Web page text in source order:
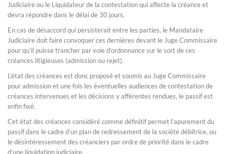
Judiciaire ou le Liquidateur de la contestation qui affecte la créance et
devra répondre dans le délai de 30 jours.
En cas de désaccord qui persisterait entre les parties, le Mandataire
Judiciaire doit faire convoquer ces dernières devant le Juge Commissaire
pour qu’il puisse trancher par voie d’ordonnance sur le sort de ces
créances litigieuses (admission ou rejet).
L’état des créances est donc proposé et soumis au Juge Commissaire
pour admission et une fois les éventuelles audiences de contestation de
créances intervenues et les décisions y afférentes rendues, le passif est
enfin fixé.
Cet état des créances considéré comme définitif permet l’apurement du
passif dans le cadre d’un plan de redressement de la société débitrice, ou
le désintéressement des créanciers par ordre de priorité dans le cadre
d’une liquidation judiciaire.